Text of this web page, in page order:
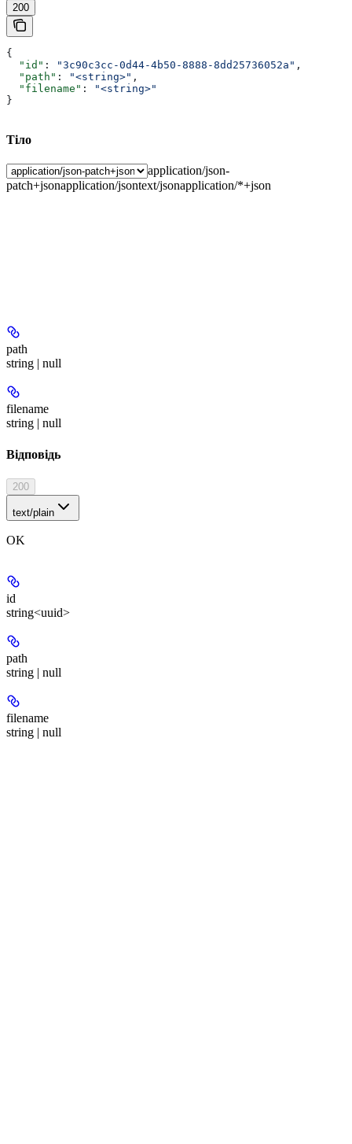
200
{
  "id"
: "3c90c3cc-0d44-4b50-8888-8dd25736052a" ,
  "path"
: "<string>" ,
  "filename"
:
"<string>"
}
Тіло
application/json-
patch+jsonapplication/jsontext/jsonapplication/*+json
path
string | null
filename
string | null
Відповідь
200
text/plain
OK
id
string<uuid>
path
string | null
filename
string | null